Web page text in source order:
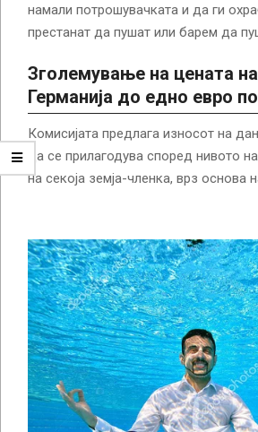
намали потрошувачката и да ги
престанат да пушат или барем да
Зголемување на цената
Германија до едно евро по
Комисијата предлага износот на
да се прилагодува според нивото
на секоја земја-членка, врз основа